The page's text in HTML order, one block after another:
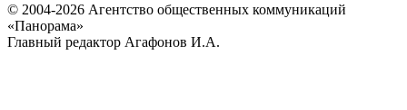
© 2004-2026 Агентство общественных коммуникаций
«Панорама»
Главный редактор Агафонов И.А.